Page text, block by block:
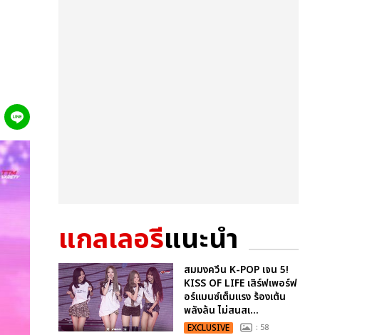
แกลเลอรีแนะนำ
สมมงควีน K-POP เจน 5!
KISS OF LIFE เสิร์ฟเพอร์ฟ
อร์แมนซ์เต็มแรง ร้องเต้น
พลังล้น ไม่สนสเ...
EXCLUSIVE : 58